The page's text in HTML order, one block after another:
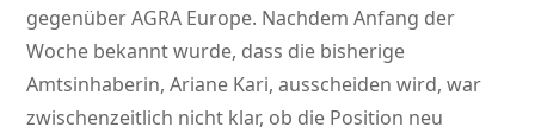
gegenüber AGRA Europe. Nachdem Anfang der
Woche bekannt wurde, dass die bisherige
Amtsinhaberin, Ariane Kari, ausscheiden wird, war
zwischenzeitlich nicht klar, ob die Position neu